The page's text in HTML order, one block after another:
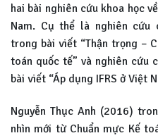
hai bài nghiên cứu khoa học
Nam. Cụ thể là nghiên cứu
trong bài viết “Thận trọng –
toán quốc tế” và nghiên cứu
bài viết “Áp dụng IFRS ở Việt
Nguyễn Thục Anh (2016)
nhìn mới từ Chuẩn mực Kế